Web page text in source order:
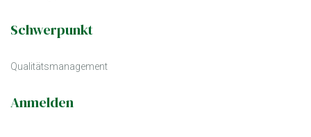
Schwerpunkt
Qualitätsmanagement
Anmelden